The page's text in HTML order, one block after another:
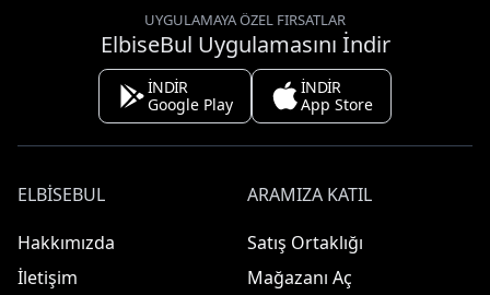
UYGULAMAYA ÖZEL FIRSATLAR
ElbiseBul Uygulamasını İndir
İNDİR
Google Play
İNDİR
App Store
ELBISEBUL
Hakkımızda
İletişim
ARAMIZA KATIL
Satış Ortaklığı
Mağazanı Aç